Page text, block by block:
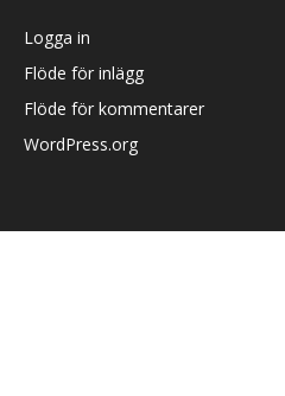
Logga in
Flöde för inlägg
Flöde för kommentarer
WordPress.org